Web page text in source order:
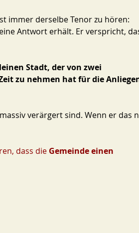
immer derselbe Tenor zu hören:
Antwort erhält. Er verspricht,
Stadt, der von zwei
zu nehmen hat für die
verärgert sind. Wenn er das
dass die Gemeinde einen